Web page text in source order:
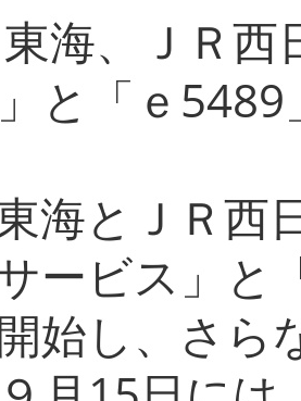
海、ＪＲ
と「ｅ
海とＪＲ西
サービス」
始し、さら